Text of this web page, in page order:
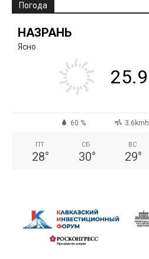
Погода
НАЗРАНЬ
Ясно
25.9
60 % 3.6kmh
ПТ
28°
СБ
30°
ВС
29°